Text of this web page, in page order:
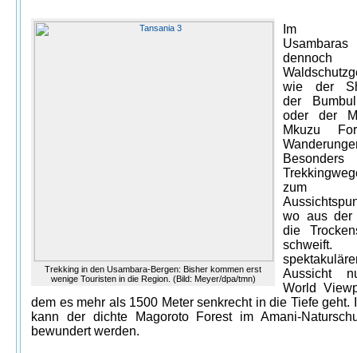
Trekking in den Usambara-Bergen: Bisher kommen erst
wenige Touristen in die Region. (Bild: Meyer/dpa/tmn)
Im
dennoch
wie der
der
oder der
Mkuzu
Besonders
zum
wo aus
die
Aussicht
World
dem es mehr als 1500 Meter senkrecht in die Tiefe geht.
kann der dichte Magoroto Forest im Amani-
bewundert werden.